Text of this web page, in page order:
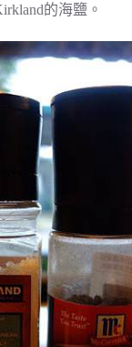
的海鹽。